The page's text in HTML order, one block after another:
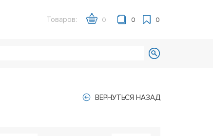
Товаров: 0 0 0
ВЕРНУТЬСЯ НАЗАД